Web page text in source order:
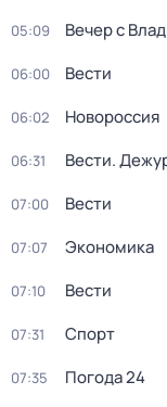
05:09 Вечер с
06:00 Вести
06:02 Новороссия
06:31 Вести.
07:00 Вести
07:07 Экономика
07:10 Вести
07:31 Спорт
07:35 Погода 24